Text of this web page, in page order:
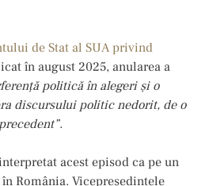
de Stat al SUA privind
în august 2025, anularea a
politică în alegeri și o
discursului politic nedorit, de o
.
acest episod ca pe un
România. Vicepreședintele